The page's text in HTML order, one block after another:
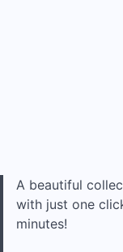
A beautiful
with just one
minutes!